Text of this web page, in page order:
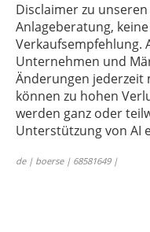
Disclaimer zu
Anlageberatung,
Verkaufsempfehlung.
Unternehmen und
Änderungen jederzeit
können zu hohen
werden ganz oder
Unterstützung von AI
de | boerse | 68581649 |